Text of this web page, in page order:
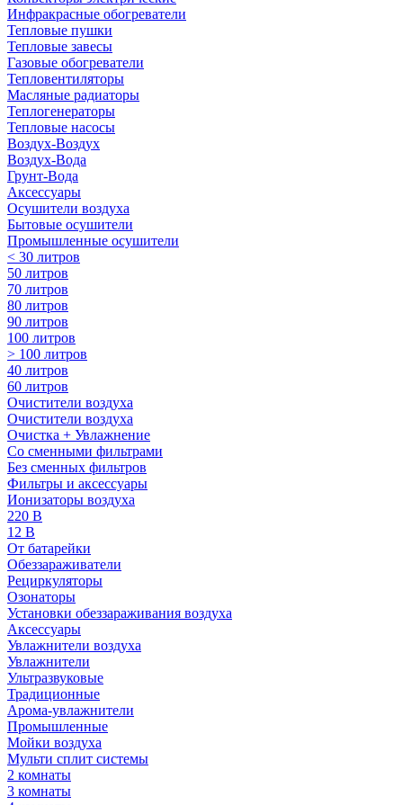
Инфракрасные обогреватели
Тепловые пушки
Тепловые завесы
Газовые обогреватели
Тепловентиляторы
Масляные радиаторы
Теплогенераторы
Тепловые насосы
Воздух-Воздух
Воздух-Вода
Грунт-Вода
Аксессуары
Осушители воздуха
Бытовые осушители
Промышленные осушители
< 30 литров
50 литров
70 литров
80 литров
90 литров
100 литров
> 100 литров
40 литров
60 литров
Очистители воздуха
Очистители воздуха
Очистка + Увлажнение
Cо сменными фильтрами
Без сменных фильтров
Фильтры и аксессуары
Ионизаторы воздуха
220 В
12 В
От батарейки
Обеззараживатели
Рециркуляторы
Озонаторы
Установки обеззараживания воздуха
Аксессуары
Увлажнители воздуха
Увлажнители
Ультразвуковые
Традиционные
Арома-увлажнители
Промышленные
Мойки воздуха
Мульти сплит системы
2 комнаты
3 комнаты